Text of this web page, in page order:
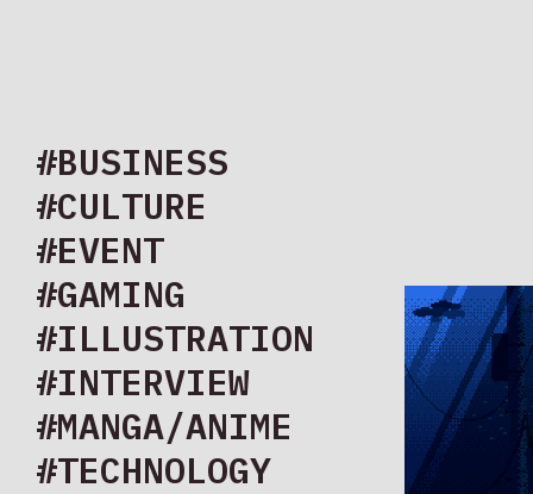
#BUSINESS
#CULTURE
#EVENT
#GAMING
#ILLUSTRATION
#INTERVIEW
#MANGA/ANIME
#TECHNOLOGY